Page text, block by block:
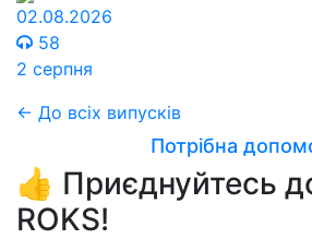
02.08.2026
58
2 серпня
← До всіх випусків
Потрібна
👍 Приєднуйтесь
ROKS!